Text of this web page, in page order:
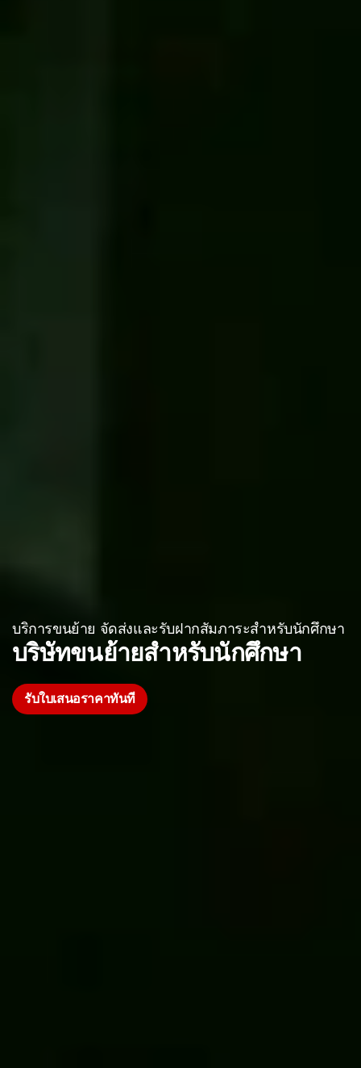
บริการขนย้าย จัดส่งและรับฝากสัมภาระสำหรับนักศึกษา
บริษัทขนย้ายสำหรับนักศึกษา
รับใบเสนอราคาทันที